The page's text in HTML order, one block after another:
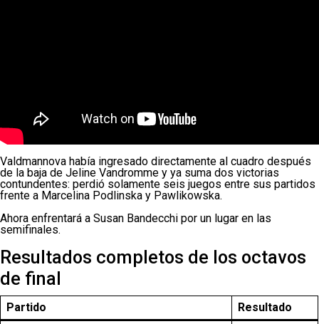
Valdmannova había ingresado directamente al cuadro después
de la baja de Jeline Vandromme y ya suma dos victorias
contundentes: perdió solamente seis juegos entre sus partidos
frente a Marcelina Podlinska y Pawlikowska.
Ahora enfrentará a Susan Bandecchi por un lugar en las
semifinales.
Resultados completos de los octavos
de final
Partido
Resultado